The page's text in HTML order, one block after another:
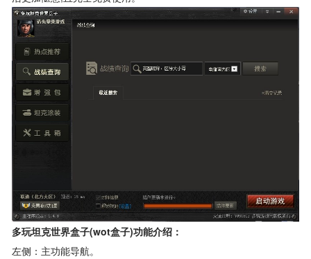
多玩坦克世界盒子(wot盒子)功能介绍：
左侧：主功能导航。